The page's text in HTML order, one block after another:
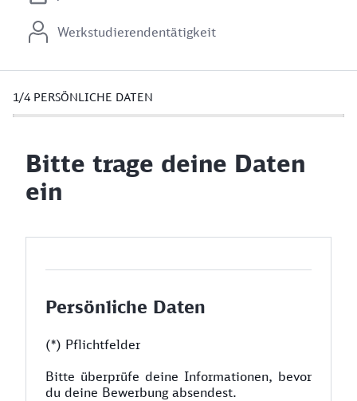
Werkstudierendentätigkeit
1/4 PERSÖNLICHE DATEN
Bitte trage deine Daten
ein
Persönliche Daten
(*) Pflichtfelder
Bitte überprüfe deine Informationen, bevor
du deine Bewerbung absendest.